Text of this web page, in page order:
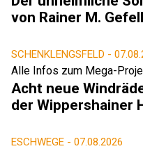
von Rainer M.
SCHENKLENGSFELD -
Alle Infos zum Mega-
Acht neue
der Wippershainer
ESCHWEGE - 07.08.2026